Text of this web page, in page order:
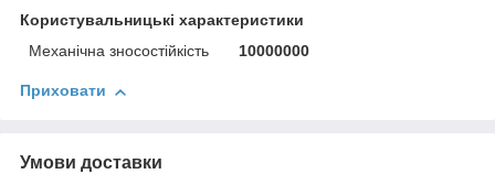
Користувальницькі характеристики
Механічна зносостійкість
10000000
Приховати
Умови доставки